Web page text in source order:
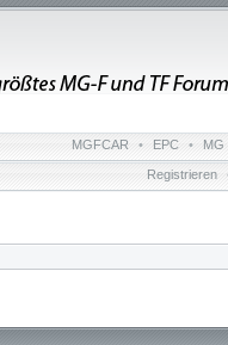
MGFCAR • EPC • MG
Registrieren